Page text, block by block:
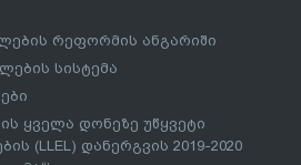
რეფორმის ანგარიში
სისტემა
ყველა დონეზე უწყვეტი
(LLEL) დანერგვის 2019-2020